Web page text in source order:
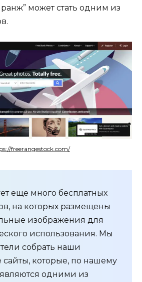
может стать одним из
freerangestock.com/
еще много бесплатных
на которых размещены
изображения для
использования. Мы
собрать наши
которые, по нашему
одними из